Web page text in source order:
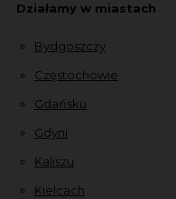
Działamy w miastach
Bydgoszczy
Częstochowie
Gdańsku
Gdyni
Kaliszu
Kielcach